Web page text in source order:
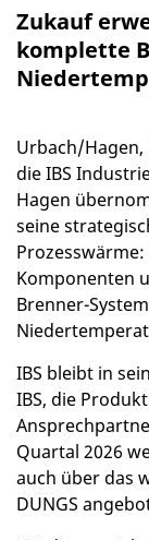
Zukauf
komplette
Urbach/Hagen,
die IBS
Hagen
seine
Komponenten
Brenner-
IBS bleibt in
IBS, die
Quartal 2026
auch über das
DUNGS